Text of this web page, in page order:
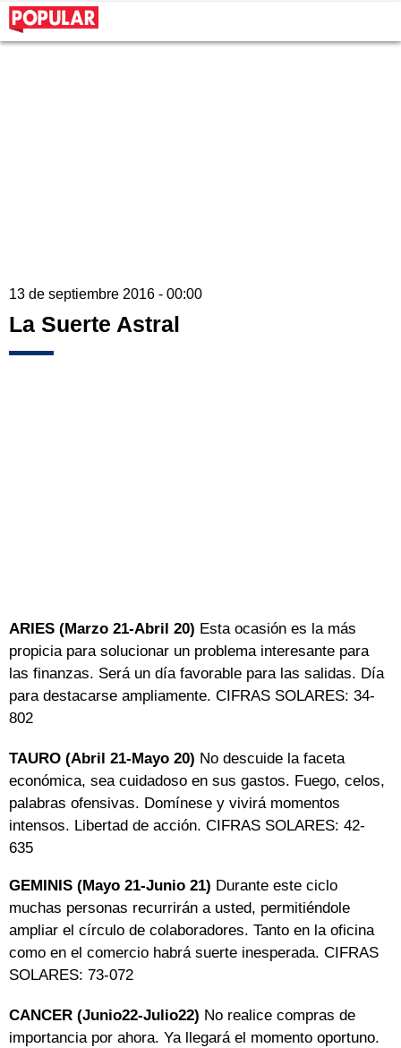
13 de septiembre 2016 - 00:00
La Suerte Astral
ARIES (Marzo 21-Abril 20) Esta ocasión es la más
propicia para solucionar un problema interesante para
las finanzas. Será un día favorable para las salidas. Día
para destacarse ampliamente. CIFRAS SOLARES: 34-
802
TAURO (Abril 21-Mayo 20) No descuide la faceta
económica, sea cuidadoso en sus gastos. Fuego, celos,
palabras ofensivas. Domínese y vivirá momentos
intensos. Libertad de acción. CIFRAS SOLARES: 42-
635
GEMINIS (Mayo 21-Junio 21) Durante este ciclo
muchas personas recurrirán a usted, permitiéndole
ampliar el círculo de colaboradores. Tanto en la oficina
como en el comercio habrá suerte inesperada. CIFRAS
SOLARES: 73-072
CANCER (Junio22-Julio22) No realice compras de
importancia por ahora. Ya llegará el momento oportuno.